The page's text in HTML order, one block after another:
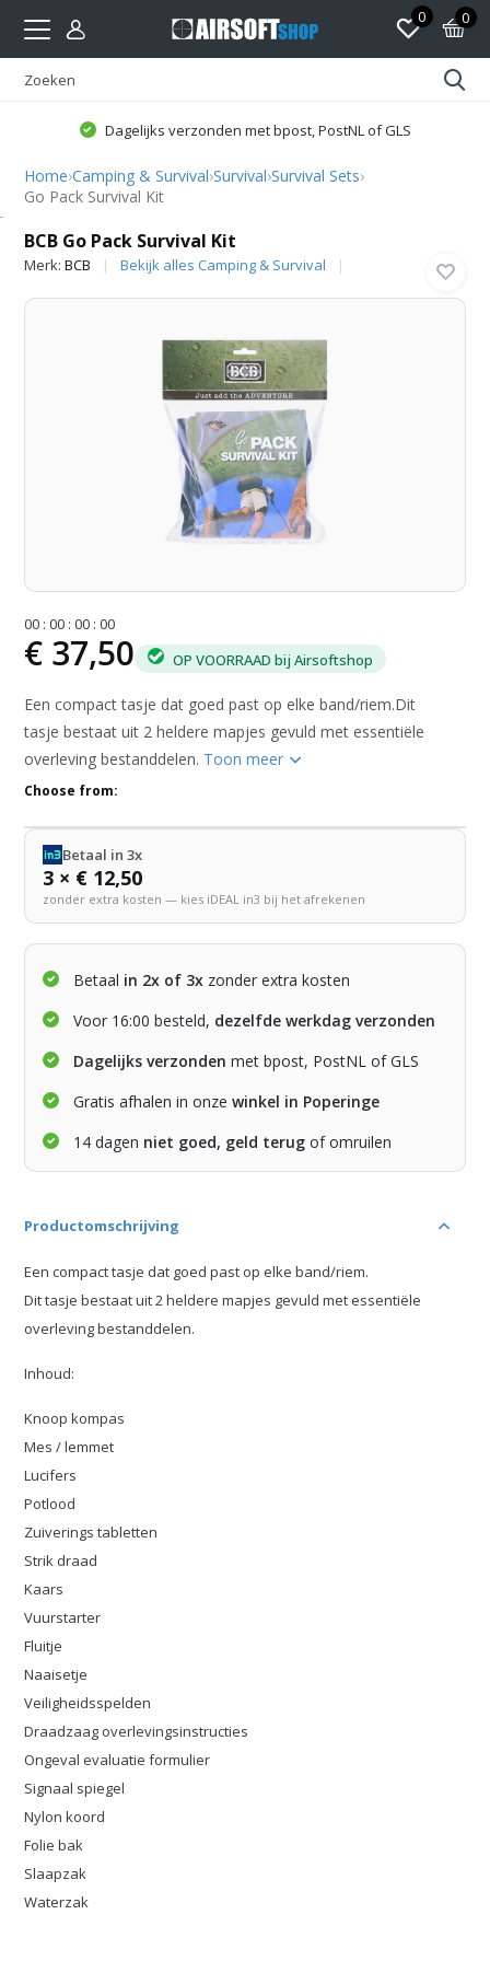
0 0
Dagelijks verzonden met bpost, PostNL of GLS
Home›Camping & Survival›Survival›Survival Sets›
Go Pack Survival Kit
BCB Go Pack Survival Kit
Merk:BCB Bekijk alles Camping & Survival
00 :00 :00 :00
€ 37,50 OP VOORRAAD bij Airsoftshop
Een compact tasje dat goed past op elke band/riem.Dit
tasje bestaat uit 2 heldere mapjes gevuld met essentiële
overleving bestanddelen. Toon meer
Choose from:
Betaal in 3x
3 × € 12,50
zonder extra kosten — kies iDEAL in3 bij het afrekenen
Betaal in 2x of 3x zonder extra kosten
Voor 16:00 besteld, dezelfde werkdag verzonden
Dagelijks verzonden met bpost, PostNL of GLS
Gratis afhalen in onzewinkel in Poperinge
14 dagen niet goed, geld terug of omruilen
Productomschrijving
Een compact tasje dat goed past op elke band/riem.
Dit tasje bestaat uit 2 heldere mapjes gevuld met essentiële
overleving bestanddelen.
Inhoud:
Knoop kompas
Mes / lemmet
Lucifers
Potlood
Zuiverings tabletten
Strik draad
Kaars
Vuurstarter
Fluitje
Naaisetje
Veiligheidsspelden
Draadzaag overlevingsinstructies
Ongeval evaluatie formulier
Signaal spiegel
Nylon koord
Folie bak
Slaapzak
Waterzak